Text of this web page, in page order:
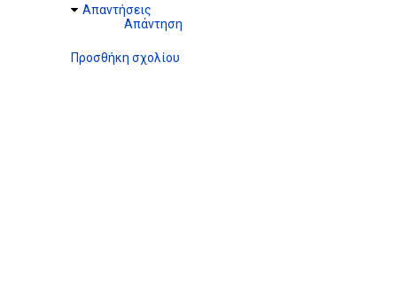
Απαντήσεις
Απάντηση
Προσθήκη σχολίου